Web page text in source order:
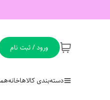
ورود / ثبت نام
دسته‌بندی کالاهاخانه